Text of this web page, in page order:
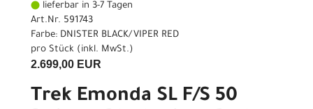
lieferbar in 3-7 Tagen
Art.Nr. 591743
Farbe: DNISTER BLACK/VIPER RED
pro Stück (inkl. MwSt.)
2.699,00 EUR
Trek Emonda SL F/S 50